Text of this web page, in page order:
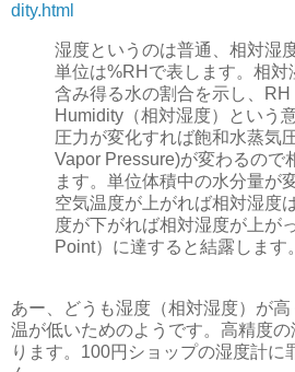
dity.html
湿度というのは普通、相対湿
単位は%RHで表します。相対
含み得る水の割合を示し、
Humidity（相対湿度）という
圧力が変化すれば飽和水蒸気
Vapor Pressure)が変わるので
ます。単位体積中の水分量が
空気温度が上がれば相対湿度
度が下がれば相対湿度が上が
Point）に達すると結露します。
あー、どうも湿度（相対湿度）が
温が低いためのようです。高精度
ります。100円ショップの湿度計に